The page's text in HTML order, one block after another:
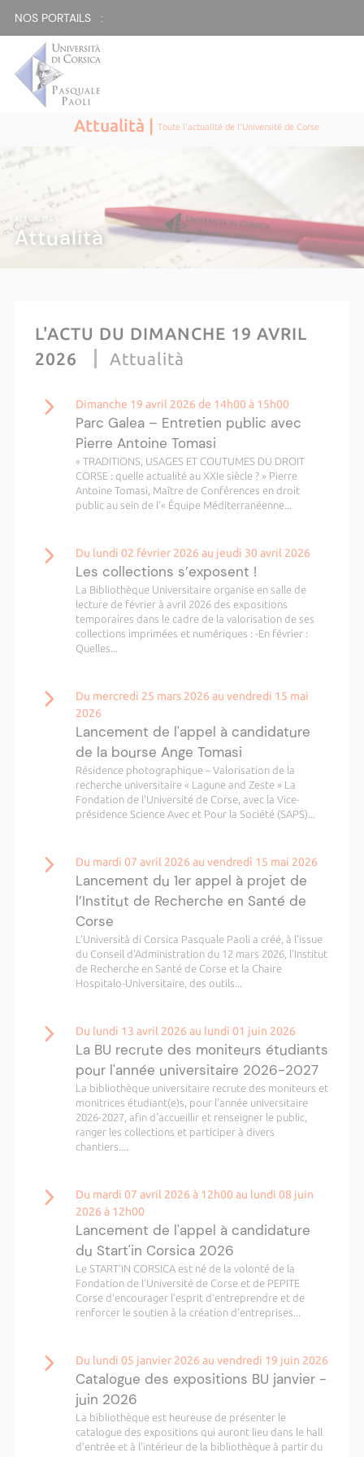
NOS PORTAILS :
Attualità |Toute l'actualité de l'Université de Corse
ATTUALITÀ |
Attualità
L'ACTU DU DIMANCHE 19 AVRIL
2026
Attualità
Dimanche 19 avril 2026 de 14h00 à 15h00
Parc Galea – Entretien public avec
Pierre Antoine Tomasi
« TRADITIONS, USAGES ET COUTUMES DU DROIT
CORSE : quelle actualité au XXIe siècle ? » Pierre
Antoine Tomasi, Maître de Conférences en droit
public au sein de l’« Équipe Méditerranéenne...
Du lundi 02 février 2026 au jeudi 30 avril 2026
Les collections s’exposent !
La Bibliothèque Universitaire organise en salle de
lecture de février à avril 2026 des expositions
temporaires dans le cadre de la valorisation de ses
collections imprimées et numériques : -En février :
Quelles...
Du mercredi 25 mars 2026 au vendredi 15 mai
2026
Lancement de l'appel à candidature
de la bourse Ange Tomasi
Résidence photographique – Valorisation de la
recherche universitaire « Lagune and Zeste » La
Fondation de l'Université de Corse, avec la Vice-
présidence Science Avec et Pour la Société (SAPS)...
Du mardi 07 avril 2026 au vendredi 15 mai 2026
Lancement du 1er appel à projet de
l’Institut de Recherche en Santé de
Corse
L’Università di Corsica Pasquale Paoli a créé, à l'issue
du Conseil d'Administration du 12 mars 2026, l’Institut
de Recherche en Santé de Corse et la Chaire
Hospitalo-Universitaire, des outils...
Du lundi 13 avril 2026 au lundi 01 juin 2026
La BU recrute des moniteurs étudiants
pour l'année universitaire 2026-2027
La bibliothèque universitaire recrute des moniteurs et
monitrices étudiant(e)s, pour l'année universitaire
2026-2027, afin d'accueillir et renseigner le public,
ranger les collections et participer à divers
chantiers....
Du mardi 07 avril 2026 à 12h00 au lundi 08 juin
2026 à 12h00
Lancement de l'appel à candidature
du Start'in Corsica 2026
Le START’IN CORSICA est né de la volonté de la
Fondation de l’Université de Corse et de PEPITE
Corse d’encourager l’esprit d’entreprendre et de
renforcer le soutien à la création d’entreprises...
Du lundi 05 janvier 2026 au vendredi 19 juin 2026
Catalogue des expositions BU janvier -
juin 2026
La bibliothèque est heureuse de présenter le
catalogue des expositions qui auront lieu dans le hall
d’entrée et à l’intérieur de la bibliothèque à partir du